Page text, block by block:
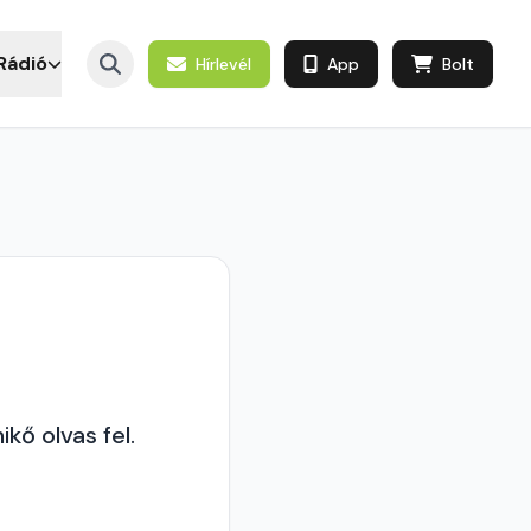
Hírlevél App Bolt
olvas fel.